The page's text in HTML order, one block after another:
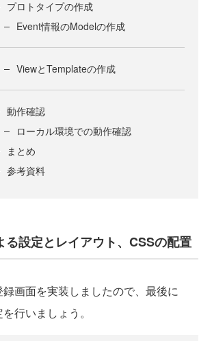
プロトタイプの作成
Event情報のModelの作成
ViewとTemplateの作成
動作確認
ローカル環境での動作確認
まとめ
参考資料
設定とレイアウト、CSSの配置
画面を実装しましたので、最後に
行いましょう。